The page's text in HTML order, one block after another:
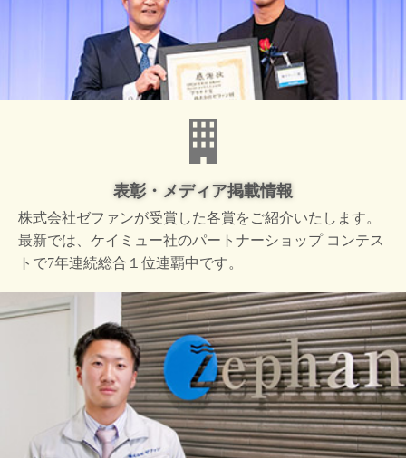
表彰・メディア掲載情報
株式会社ゼファンが受賞した各賞をご紹介いたします。
最新では、ケイミュー社のパートナーショップ コンテス
トで7年連続総合１位連覇中です。